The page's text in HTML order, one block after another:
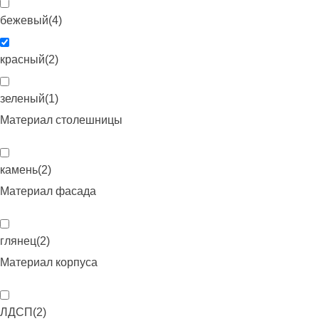
бежевый(4)
красный(2)
зеленый(1)
Материал столешницы
камень(2)
Материал фасада
глянец(2)
Материал корпуса
ЛДСП (2)